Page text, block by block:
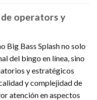
operators y
Big Bass Splash no solo
del bingo en línea, sino
y estratégicos
y complejidad de
atención en aspectos